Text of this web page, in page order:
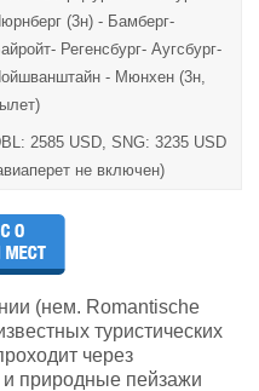
(3н) - Бамберг-
Регенсбург- Аугсбург-
- Мюнхен (3н,
2585 USD, SNG: 3235 USD
не включен)
(нем. Romantische
туристических
через
природные пейзажи